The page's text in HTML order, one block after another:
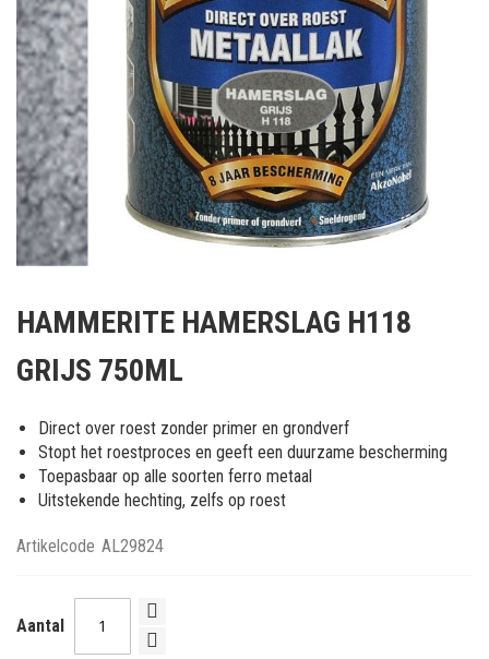
het
van
afbeeldingen-
gallerij
HAMMERITE HAMERSLAG H118
GRIJS 750ML
Direct over roest zonder primer en grondverf
Stopt het roestproces en geeft een duurzame bescherming
Toepasbaar op alle soorten ferro metaal
Uitstekende hechting, zelfs op roest
Artikelcode AL29824
Aantal